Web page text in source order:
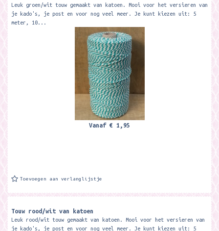
Leuk groen/wit touw gemaakt van katoen. Mooi voor het versieren van
je kado's, je post en voor nog veel meer. Je kunt kiezen uit: 5
meter, 10...
Vanaf € 1,95
Toevoegen aan verlanglijstje
Touw rood/wit van katoen
Leuk rood/wit touw gemaakt van katoen. Mooi voor het versieren van
je kado's, je post en voor nog veel meer. Je kunt kiezen uit: 5